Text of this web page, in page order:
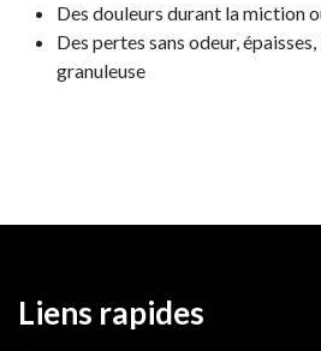
Des douleurs durant la miction
Des pertes sans odeur,
granuleuse
Liens rapides